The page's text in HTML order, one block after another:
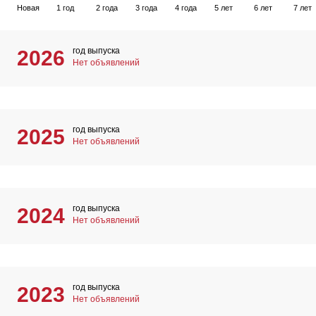
Новая 1 год 2 года 3 года 4 года 5 лет 6 лет 7 лет
2026
год выпуска
Нет объявлений
2025
год выпуска
Нет объявлений
2024
год выпуска
Нет объявлений
2023
год выпуска
Нет объявлений